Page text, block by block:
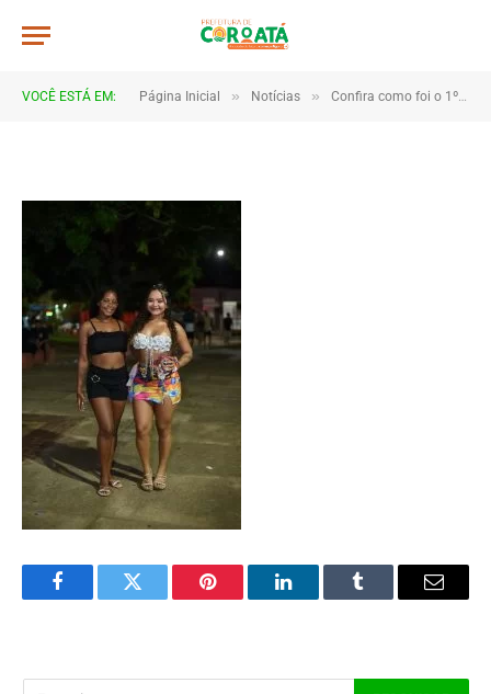
VOCÊ ESTÁ EM: Página Inicial » Notícias » Confira como foi o 1º dia do Carnaval de Coroatá
JWR_8339
FacebookTwitter Pinterest LinkedInTumblr Email